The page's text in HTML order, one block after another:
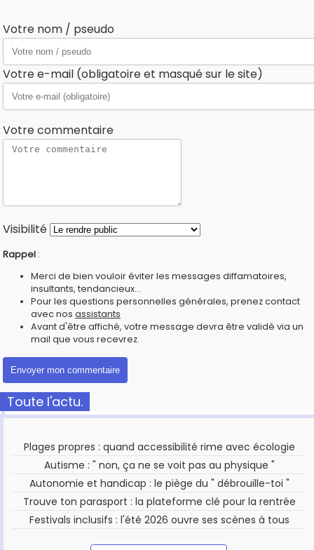
Votre nom / pseudo
Votre e-mail (obligatoire et masqué sur le site)
Votre commentaire
Visibilité
Rappel :
Merci de bien vouloir éviter les messages diffamatoires,
insultants, tendancieux...
Pour les questions personnelles générales, prenez contact
avec nos assistants
Avant d'être affiché, votre message devra être validé via un
mail que vous recevrez.
Toute l'actu.
Plages propres : quand accessibilité rime avec écologie
Autisme : " non, ça ne se voit pas au physique "
Autonomie et handicap : le piège du " débrouille-toi "
Trouve ton parasport : la plateforme clé pour la rentrée
Festivals inclusifs : l'été 2026 ouvre ses scènes à tous